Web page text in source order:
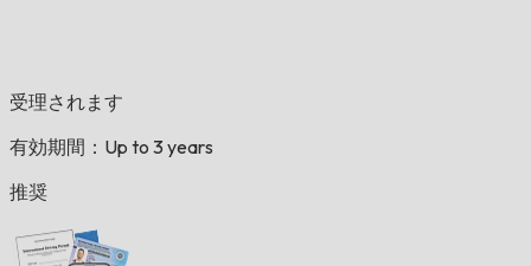
受理されます
有効期間：Up to 3 years
推奨